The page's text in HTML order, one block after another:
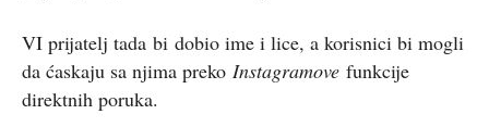
VI prijatelj tada bi dobio ime i lice, a korisnici bi mogli
da ćaskaju sa njima preko Instagramove funkcije
direktnih poruka.